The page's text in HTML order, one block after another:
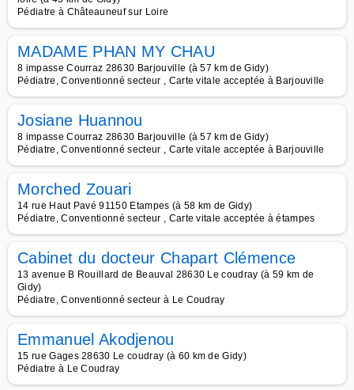
Pédiatre à Châteauneuf sur Loire
MADAME PHAN MY CHAU
8 impasse Courraz 28630 Barjouville (à 57 km de Gidy)
Pédiatre, Conventionné secteur , Carte vitale acceptée à Barjouville
Josiane Huannou
8 impasse Courraz 28630 Barjouville (à 57 km de Gidy)
Pédiatre, Conventionné secteur , Carte vitale acceptée à Barjouville
Morched Zouari
14 rue Haut Pavé 91150 Etampes (à 58 km de Gidy)
Pédiatre, Conventionné secteur , Carte vitale acceptée à étampes
Cabinet du docteur Chapart Clémence
13 avenue B Rouillard de Beauval 28630 Le coudray (à 59 km de
Gidy)
Pédiatre, Conventionné secteur à Le Coudray
Emmanuel Akodjenou
15 rue Gages 28630 Le coudray (à 60 km de Gidy)
Pédiatre à Le Coudray